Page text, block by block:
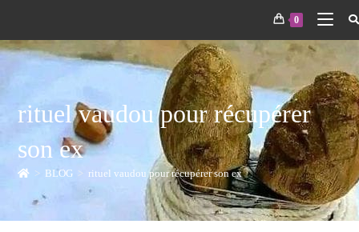
0
rituel vaudou pour récupérer
son ex
> BLOG > rituel vaudou pour récupérer son ex